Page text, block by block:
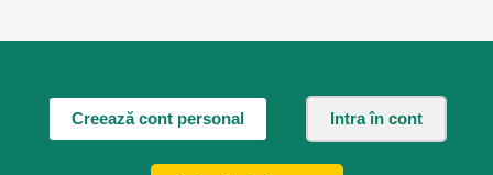
și simplitate!
Performanță la
Creează cont personal Intra în cont